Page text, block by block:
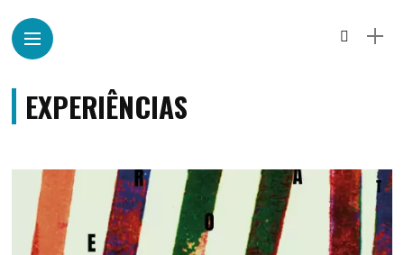
EXPERIÊNCIAS